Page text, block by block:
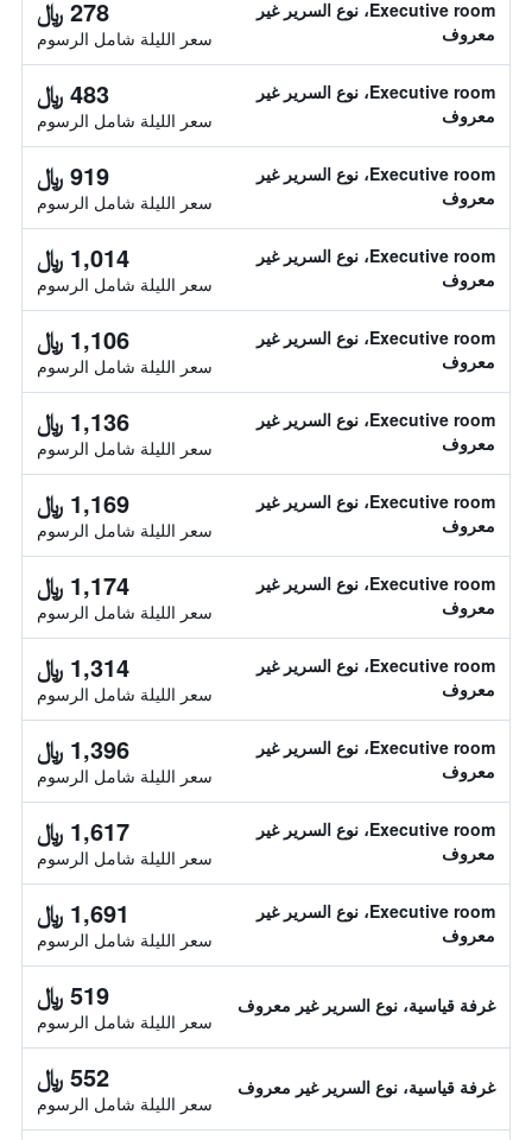
Executive room، نوع السرير غير
معروف
278 ﷼
سعر الليلة شامل الرسوم
Executive room، نوع السرير غير
معروف
483 ﷼
سعر الليلة شامل الرسوم
Executive room، نوع السرير غير
معروف
919 ﷼
سعر الليلة شامل الرسوم
Executive room، نوع السرير غير
معروف
1,014 ﷼
سعر الليلة شامل الرسوم
Executive room، نوع السرير غير
معروف
1,106 ﷼
سعر الليلة شامل الرسوم
Executive room، نوع السرير غير
معروف
1,136 ﷼
سعر الليلة شامل الرسوم
Executive room، نوع السرير غير
معروف
1,169 ﷼
سعر الليلة شامل الرسوم
Executive room، نوع السرير غير
معروف
1,174 ﷼
سعر الليلة شامل الرسوم
Executive room، نوع السرير غير
معروف
1,314 ﷼
سعر الليلة شامل الرسوم
Executive room، نوع السرير غير
معروف
1,396 ﷼
سعر الليلة شامل الرسوم
Executive room، نوع السرير غير
معروف
1,617 ﷼
سعر الليلة شامل الرسوم
Executive room، نوع السرير غير
معروف
1,691 ﷼
سعر الليلة شامل الرسوم
غرفة قياسية، نوع السرير غير معروف 519 ﷼
سعر الليلة شامل الرسوم
غرفة قياسية، نوع السرير غير معروف 552 ﷼
سعر الليلة شامل الرسوم